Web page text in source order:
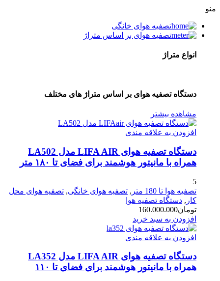
منو
تصفیه هوای خانگی
تصفیه هوای بر اساس متراژ
انواع متراژ
دستگاه تصفیه هوای بر اساس متراژ های مختلف
مشاهده بیشتر
افزودن به علاقه مندی
دستگاه تصفیه هوای LIFA AIR مدل LA502
همراه با مانیتور هوشمند برای فضای تا ۱۸۰ متر
5
تصفیه هوا تا 180 متر
, تصفیه هوای خانگی, تصفیه هوای محل
کار , دستگاه تصفیه هوا
تومان160.000.000
افزودن به سبد خرید
افزودن به علاقه مندی
دستگاه تصفیه‌ هوای LIFA AIR مدل LA352
همراه با مانیتور هوشمند برای فضای تا ۱۱۰